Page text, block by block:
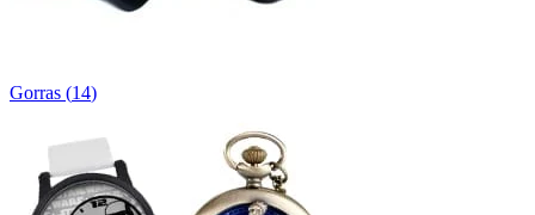
Gorras (14)